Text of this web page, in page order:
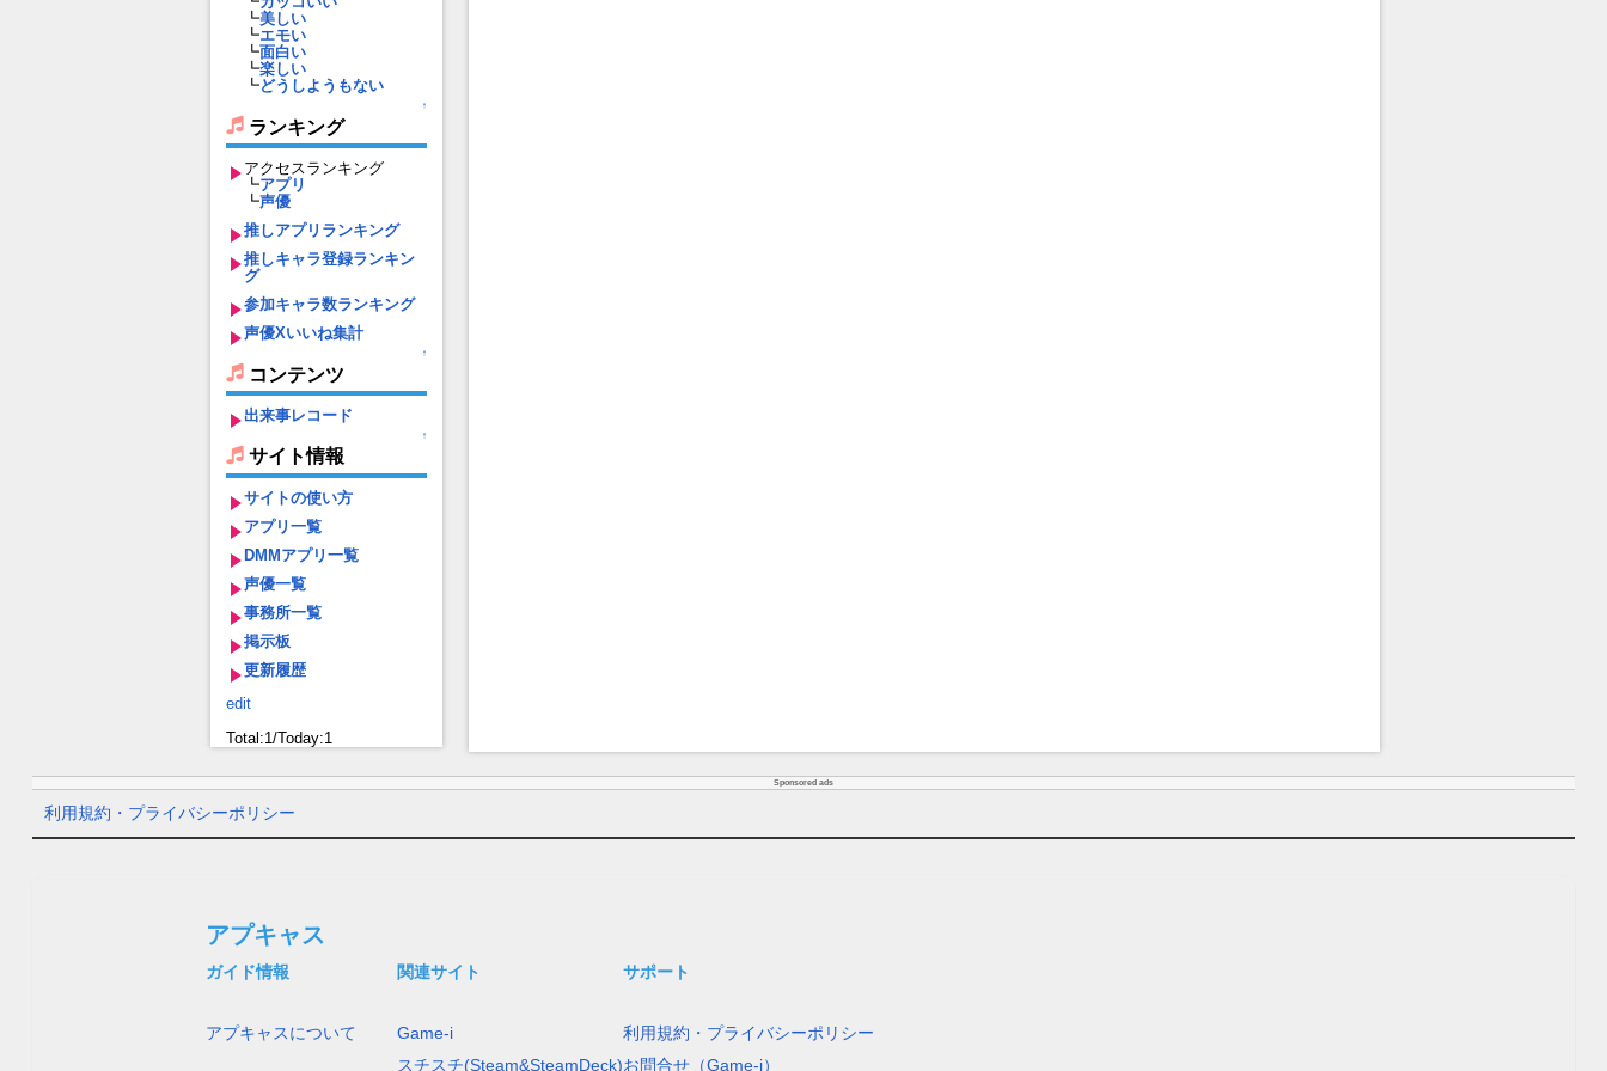
┗美しい
┗エモい
┗面白い
┗楽しい
┗どうしようもない
↑
ランキング
アクセスランキング
┗アプリ
┗声優
推しアプリランキング
推しキャラ登録ランキン
グ
参加キャラ数ランキング
声優Xいいね集計
↑
コンテンツ
出来事レコード
↑
サイト情報
サイトの使い方
アプリ一覧
DMMアプリ一覧
声優一覧
事務所一覧
掲示板
更新履歴
edit
Total:1/Today:1
Sponsored ads
利用規約・プライバシーポリシー
アプキャス
ガイド情報
アプキャスについて
関連サイト
Game-i
スチスチ(Steam&SteamDeck)
サポート
利用規約・プライバシーポリシー
お問合せ（Game-i）